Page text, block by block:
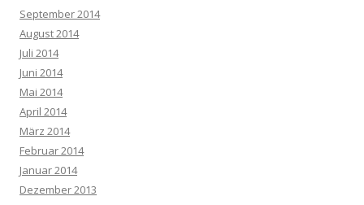
September 2014
August 2014
Juli 2014
Juni 2014
Mai 2014
April 2014
März 2014
Februar 2014
Januar 2014
Dezember 2013